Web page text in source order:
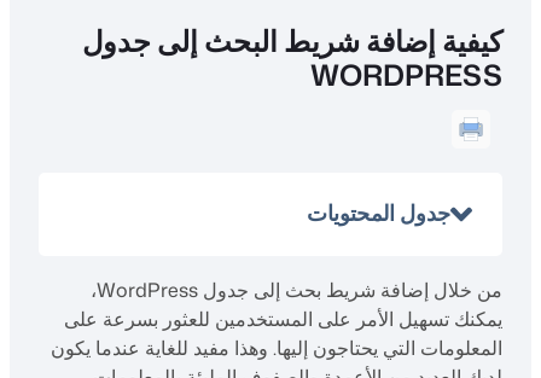
كيفية إضافة شريط البحث إلى جدول
WORDPRESS
جدول المحتويات
من خلال إضافة شريط بحث إلى جدول WordPress،
يمكنك تسهيل الأمر على المستخدمين للعثور بسرعة على
المعلومات التي يحتاجون إليها. وهذا مفيد للغاية عندما يكون